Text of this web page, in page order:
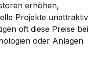
erhöhen,
Projekte unattraktiv
oft diese Preise bei
oder Anlagen